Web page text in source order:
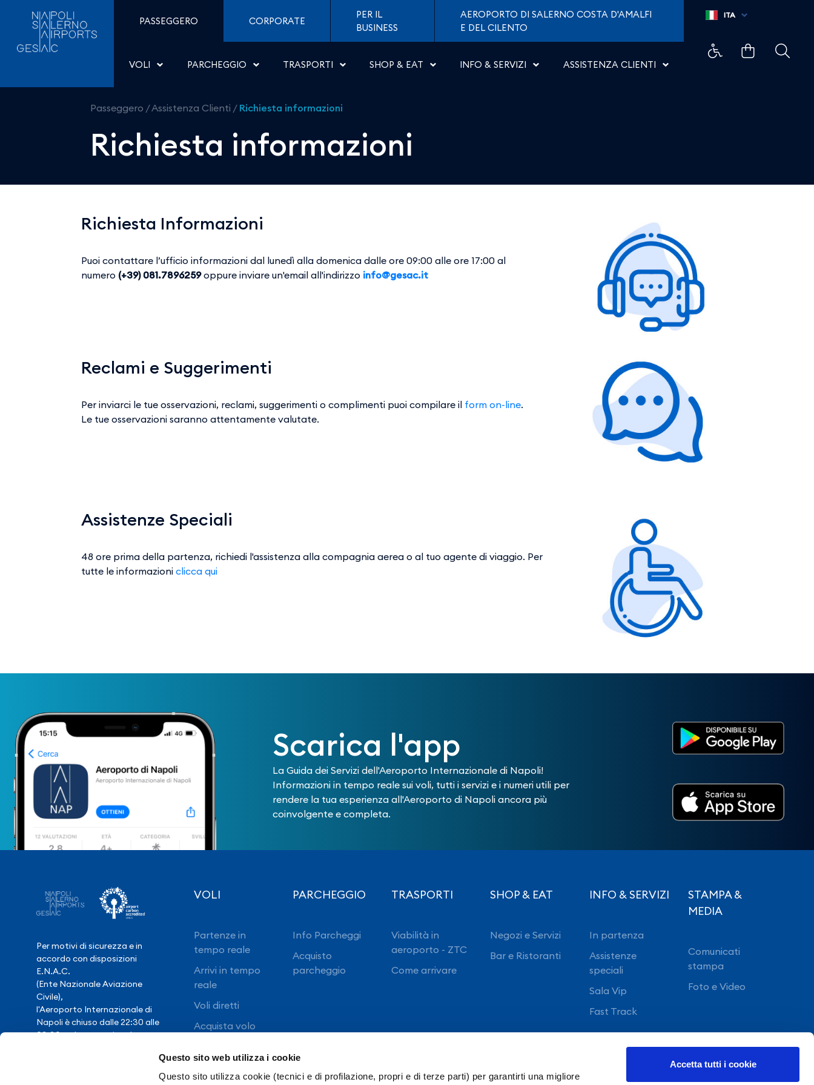
Questo sito web utilizza i cookie
Questo sito utilizza cookie (tecnici e di profilazione, propri e di terze parti) per garantirti una migliore
Accetta tutti i cookie
Salta al contenuto
Richiesta informazioni - Aeroporti di Napoli
PASSEGGERO CORPORATE
PER IL
BUSINESS
AEROPORTO DI SALERNO COSTA D'AMALFI
E DEL CILENTO
VOLI PARCHEGGIO TRASPORTI SHOP & EAT INFO & SERVIZI ASSISTENZA CLIENTI
ITA
Passeggero /Assistenza Clienti / Richiesta informazioni
Richiesta informazioni
Richiesta Informazioni
Puoi contattare l’ufficio informazioni dal lunedì alla domenica dalle ore 09:00 alle ore 17:00 al
numero (+39) 081.7896259oppure inviare un'email all'indirizzo info@gesac.it
Reclami e Suggerimenti
Per inviarci le tue osservazioni, reclami, suggerimenti o complimenti puoi compilare il form on-line.
Le tue osservazioni saranno attentamente valutate.
Assistenze Speciali
48 ore prima della partenza, richiedi l'assistenza alla compagnia aerea o al tuo agente di viaggio. Per
tutte le informazioniclicca qui
Scarica l'app
La Guida dei Servizi dell'Aeroporto Internazionale di Napoli!
Informazioni in tempo reale sui voli, tutti i servizi e i numeri utili per
rendere la tua esperienza all'Aeroporto di Napoli ancora più
coinvolgente e completa.
Per motivi di sicurezza e in
accordo con disposizioni
E.N.A.C.
(Ente Nazionale Aviazione
Civile),
l'Aeroporto Internazionale di
Napoli è chiuso dalle 22:30 alle
03:30, salvo eccezionale
VOLI
Partenze in
tempo reale
Arrivi in tempo
reale
Voli diretti
Acquista volo
PARCHEGGIO
Info Parcheggi
Acquisto
parcheggio
TRASPORTI
Viabilità in
aeroporto - ZTC
Come arrivare
SHOP & EAT
Negozi e Servizi
Bar e Ristoranti
INFO & SERVIZI
In partenza
Assistenze
speciali
Sala Vip
Fast Track
STAMPA &
MEDIA
Comunicati
stampa
Foto e Video